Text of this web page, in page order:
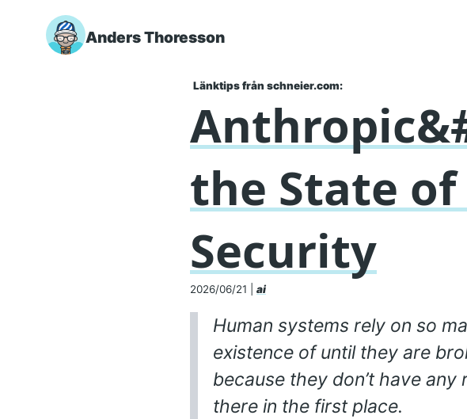
Skip to main content
Anders Thoresson
Länktips från schneier.com:
the State of
Security
2026/06/21 ai
Human systems rely on so
existence of until they are
because they don’t have
there in the first place.